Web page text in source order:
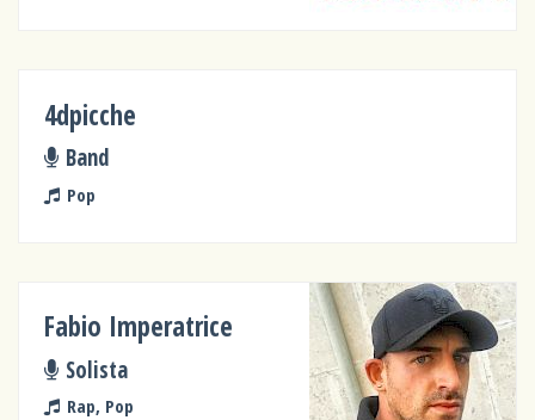
4dpicche
Band
Pop
Fabio Imperatrice
Solista
Rap, Pop